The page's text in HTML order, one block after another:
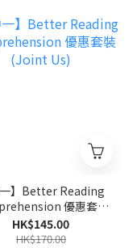
一】Better Reading
優惠套裝
(Joint Us)
HK$145.00
HK$170.00